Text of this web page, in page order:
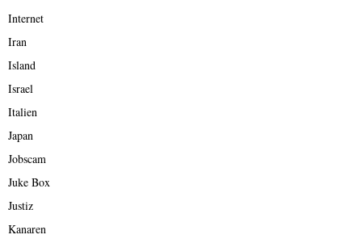
Internet
Iran
Island
Israel
Italien
Japan
Jobscam
Juke Box
Justiz
Kanaren